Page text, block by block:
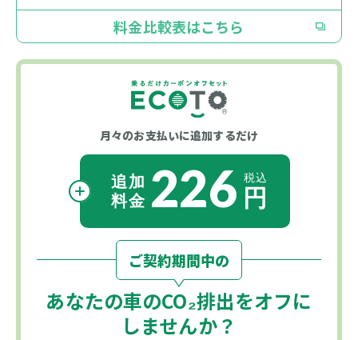
料金比較表はこちら
月々のお支払いに追加するだけ
226
ご契約期間中の
あなたの車のCO₂排出をオフに
しませんか？